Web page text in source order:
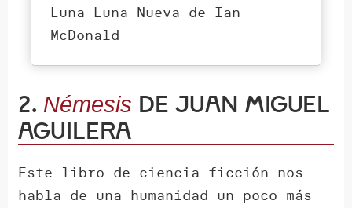
Luna Luna Nueva de Ian
McDonald
2. Némesis de Juan Miguel
Aguilera
Este libro de ciencia ficción nos
habla de una humanidad un poco más